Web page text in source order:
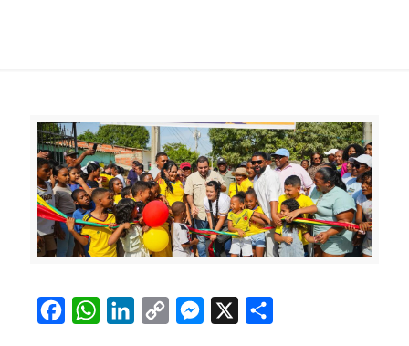
FacebookWhatsAppLinkedIn
Copy
Messenger